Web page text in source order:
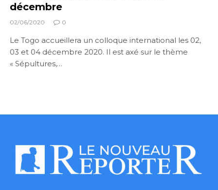
décembre
02/06/2020 0
Le Togo accueillera un colloque international les 02,
03 et 04 décembre 2020. Il est axé sur le thème
« Sépultures,…